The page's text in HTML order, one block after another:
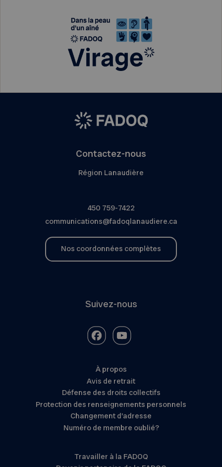
Contactez-nous
Région Lanaudière
450 759-7422
communications@fadoqlanaudiere.ca
Nos coordonnées complètes
Suivez-nous
À propos
Avis de retrait
Défense des droits collectifs
Protection des renseignements personnels
Changement d’adresse
Numéro de membre oublié?
Travailler à la FADOQ